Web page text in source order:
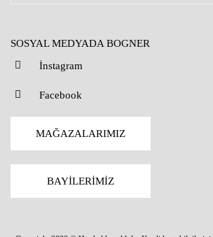
SOSYAL MEDYADA BOGNER
İnstagram
Facebook
MAĞAZALARIMIZ
BAYİLERİMİZ